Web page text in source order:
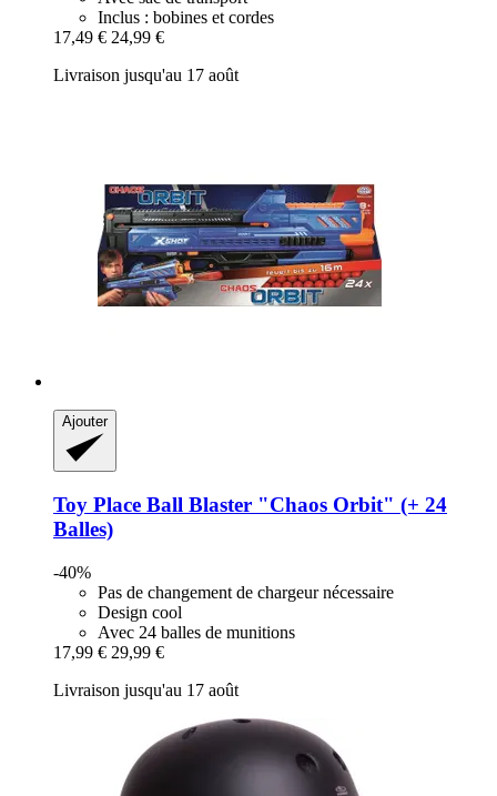
Inclus : bobines et cordes
17,49 € 24,99 €
Livraison jusqu'au 17 août
Ajouter
Toy Place Ball Blaster "Chaos Orbit" (+ 24
Balles)
-40%
Pas de changement de chargeur nécessaire
Design cool
Avec 24 balles de munitions
17,99 € 29,99 €
Livraison jusqu'au 17 août